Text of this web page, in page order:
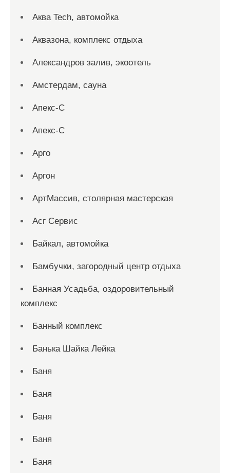
Аква Tech, автомойка
Аквазона, комплекс отдыха
Александров залив, экоотель
Амстердам, сауна
Апекс-С
Апекс-С
Арго
Аргон
АртМассив, столярная мастерская
Асг Сервис
Байкал, автомойка
Бамбучки, загородный центр отдыха
Банная Усадьба, оздоровительный
комплекс
Банный комплекс
Банька Шайка Лейка
Баня
Баня
Баня
Баня
Баня